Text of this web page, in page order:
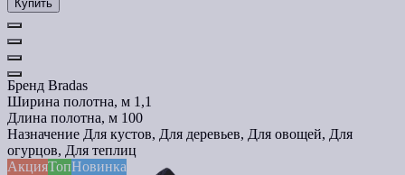
Купить
Бренд Bradas
Ширина полотна, м 1,1
Длина полотна, м 100
Назначение Для кустов, Для деревьев, Для овощей, Для
огурцов, Для теплиц
АкцияТопНовинка